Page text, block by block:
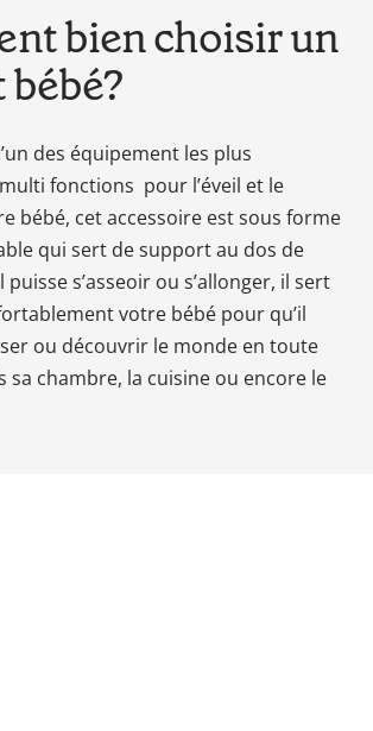
besoin
en
tant
parents
votre
enfant,
pour
la
grossesse
de
maman
bien choisir un
des équipement les plus
fonctions pour l’éveil et le
bébé, cet accessoire est sous forme
qui sert de support au dos de
puisse s’asseoir ou s’allonger, il sert
votre bébé pour qu’il
ou découvrir le monde en toute
sa chambre, la cuisine ou encore le